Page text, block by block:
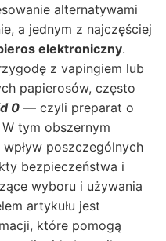
alternatywami
a jednym z najczęściej
elektroniczny.
z vapingiem lub
papierosów, często
0 — czyli preparat o
tym obszernym
poszczególnych
bezpieczeństwa i
wyboru i używania
artykułu jest
które pomogą